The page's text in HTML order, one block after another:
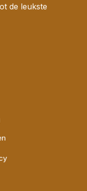
de leukste